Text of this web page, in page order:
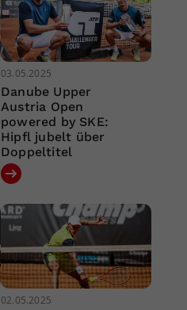
03.05.2025
Danube Upper
Austria Open
powered by SKE:
Hipfl jubelt über
Doppeltitel
02.05.2025